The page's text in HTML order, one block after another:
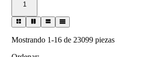
1
Mostrando 1-16 de 23099 piezas